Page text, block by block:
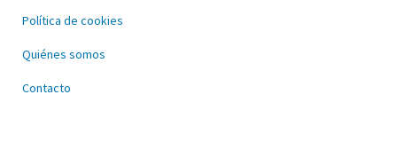
Política de cookies
Quiénes somos
Contacto